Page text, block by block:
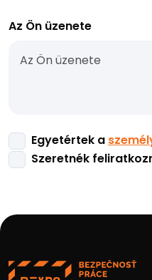
Az Ön üzenete
Egyetértek a
Szeretnék